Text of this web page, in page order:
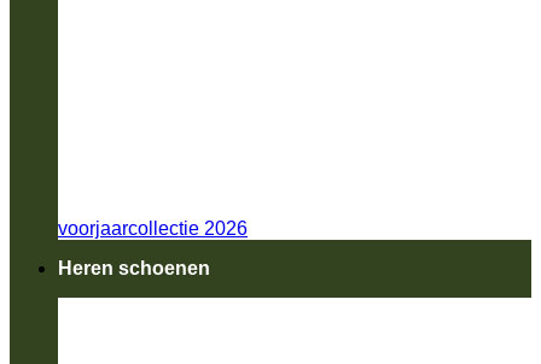
voorjaarcollectie 2026
Heren schoenen